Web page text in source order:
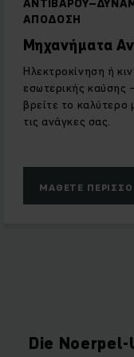
ΑΠΟΔΟΣΗ
Μηχανήματα
Ηλεκτροκίνηση ή
εσωτερικής καύσης
βρείτε το καλύτερο
τις ανάγκες σας.
ΜΆΘΕΤΕ
Die